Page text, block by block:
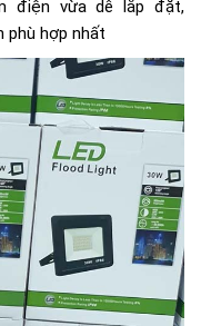
điện vừa dễ lắp đặt,
phù hợp nhất